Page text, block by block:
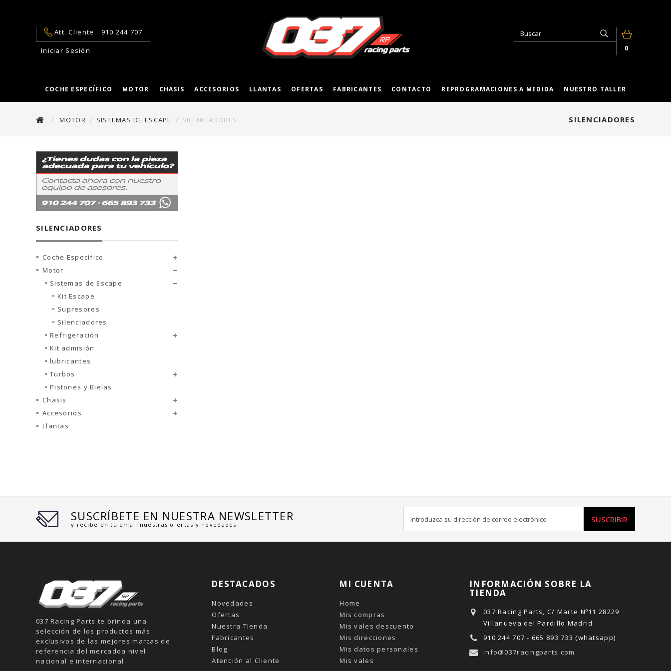
Iniciar Sesión
Att. Cliente
910 244 707
0
COCHE ESPECÍFICO MOTOR CHASIS ACCESORIOS LLANTAS OFERTAS FABRICANTES CONTACTO REPROGRAMACIONES A MEDIDA NUESTRO TALLER
SILENCIADORES
MOTOR SISTEMAS DE ESCAPE SILENCIADORES
SILENCIADORES
Coche Específico
Motor
Sistemas de Escape
Kit Escape
Supresores
Silenciadores
Refrigeración
Kit admisión
lubricantes
Turbos
Pistones y Bielas
Chasis
Accesorios
Llantas
SUSCRÍBETE EN NUESTRA NEWSLETTER
y recibe en tu email nuestras ofertas y novedades
SUSCRIBIR
037 Racing Parts te brinda una
selección de los productos más
exclusivos de las mejores marcas de
referencia del mercadoa nivel
nacional e internacional
DESTACADOS
Novedades
Ofertas
Nuestra Tienda
Fabricantes
Blog
Atención al Cliente
MI CUENTA
Home
Mis compras
Mis vales descuento
Mis direcciones
Mis datos personales
Mis vales
INFORMACIÓN SOBRE LA
TIENDA
037 Racing Parts, C/ Marte Nº11 28229
Villanueva del Pardillo Madrid
910 244 707 - 665 893 733 (whatsapp)
info@037racingparts.com